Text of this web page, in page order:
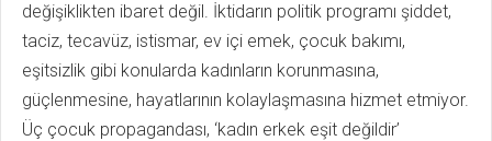
değişiklikten ibaret değil. İktidarın politik programı şiddet,
taciz, tecavüz, istismar, ev içi emek, çocuk bakımı,
eşitsizlik gibi konularda kadınların korunmasına,
güçlenmesine, hayat­larının kolaylaşmasına hizmet etmiyor.
Üç çocuk propagandası, ‘kadın erkek eşit değildir’